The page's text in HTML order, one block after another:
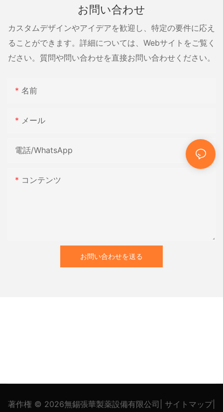
お問い合わせ
カスタムデザインやアイデアを歓迎し、特定の要件に応え
ることができます。詳細については、Webサイトをご覧く
ださい。質問や問い合わせを直接お問い合わせください。
名前
メール
電話/WhatsApp
コンテンツ
お問い合わせを送る
著作権 © 2026無錫張華製薬設備有限公司 サイトマップ|